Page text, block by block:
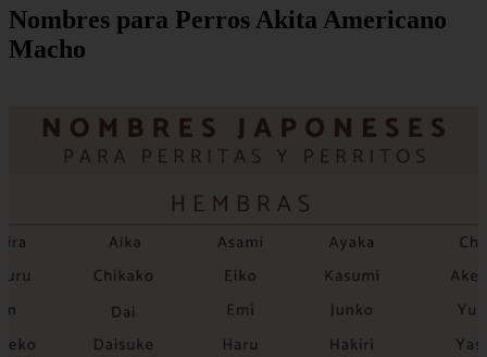
Nombres para Perros Akita Americano
Macho